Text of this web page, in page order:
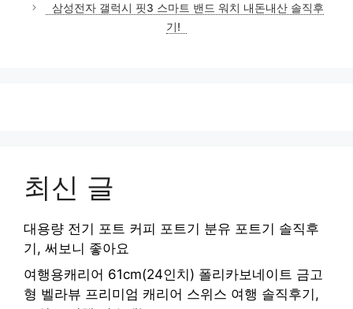
삼성전자 갤럭시 핏3 스마트 밴드 워치 내돈내산 솔직후
기!
최신 글
대용량 전기 포트 커피 포트기 분유 포트기 솔직후
기, 써보니 좋아요
여행용캐리어 61cm(24인치) 폴리카보네이트 금고
형 벨라뷰 프리미엄 캐리어 스위스 여행 솔직후기,